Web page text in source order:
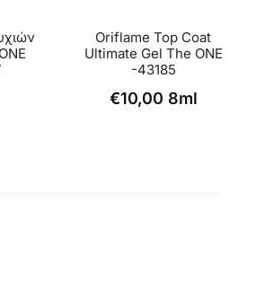
Oriflame Top Coat
Ultimate Gel The ONE
-43185
€10,00 8ml